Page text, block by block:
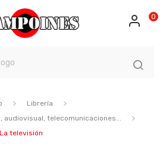
0
Librería
audiovisual, telecomunicaciones...
La televisión